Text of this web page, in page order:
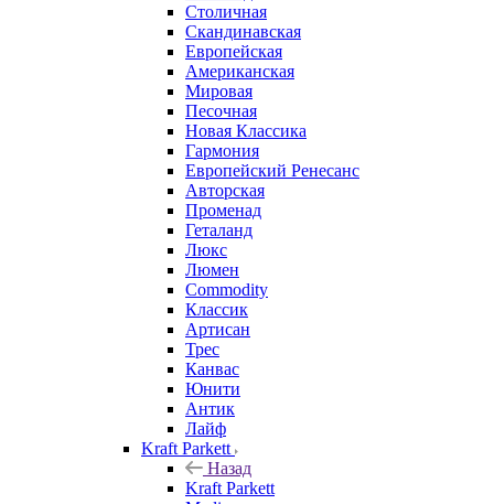
Столичная
Скандинавская
Европейская
Американская
Мировая
Песочная
Новая Классика
Гармония
Европейский Ренесанс
Авторская
Променад
Геталанд
Люкс
Люмен
Commodity
Классик
Артисан
Трес
Канвас
Юнити
Антик
Лайф
Kraft Parkett
Назад
Kraft Parkett